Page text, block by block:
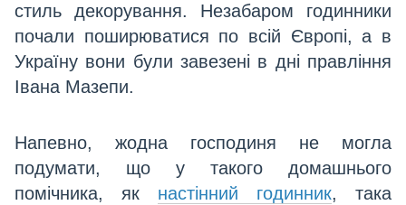
стиль декорування. Незабаром годинники
почали поширюватися по всій Європі, а в
Україну вони були завезені в дні правління
Івана Мазепи.
Напевно, жодна господиня не могла
подумати, що у такого домашнього
помічника, як настінний годинник, така